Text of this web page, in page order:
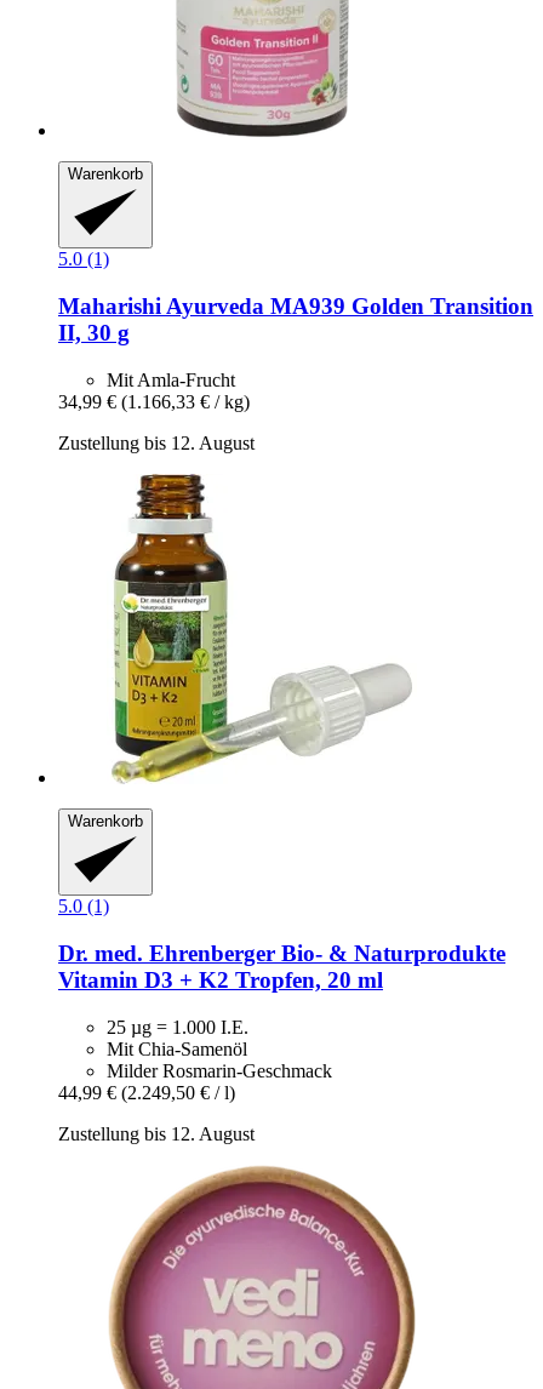
Warenkorb
5.0 (1)
Maharishi Ayurveda MA939 Golden Transition
II, 30 g
Mit Amla-Frucht
34,99 € (1.166,33 € / kg)
Zustellung bis 12. August
Warenkorb
5.0 (1)
Dr. med. Ehrenberger Bio- & Naturprodukte
Vitamin D3 + K2 Tropfen, 20 ml
25 µg = 1.000 I.E.
Mit Chia-Samenöl
Milder Rosmarin-Geschmack
44,99 € (2.249,50 € / l)
Zustellung bis 12. August